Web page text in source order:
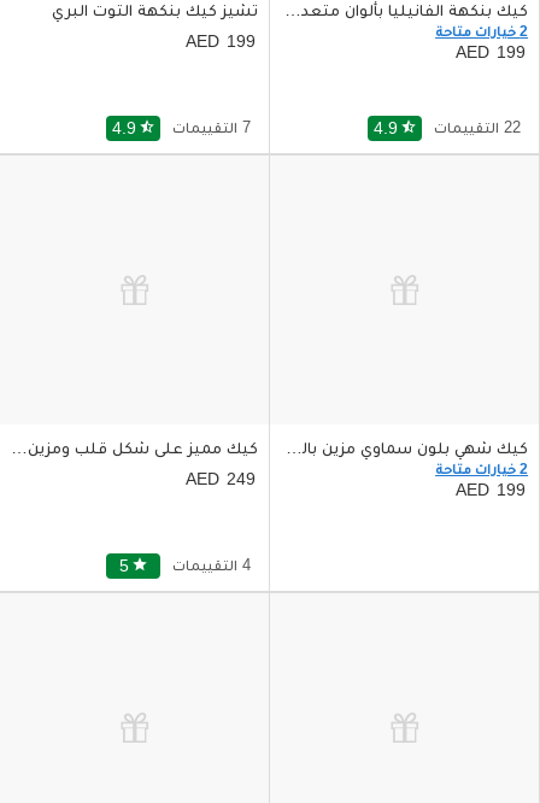
كيك بنكهة الفانيليا بألوان متعددة ومبهجة
2 خيارات متاحة
199
4.9 star_half 22 التقييمات
تشيز كيك بنكهة التوت البري
199
4.9 star_half 7 التقييمات
كيك شهي بلون سماوي مزين بالتوت البري
2 خيارات متاحة
199
كيك مميز على شكل قلب ومزين بالورد
249
5 star 4 التقييمات